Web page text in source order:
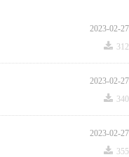
2023-02-27
끂 312
2023-02-27
끂 340
2023-02-27
끂 355